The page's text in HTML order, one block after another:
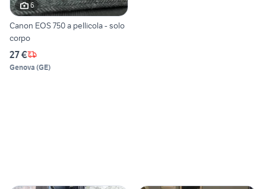
6
Canon EOS 750 a pellicola - solo
corpo
27 €
Genova (GE)